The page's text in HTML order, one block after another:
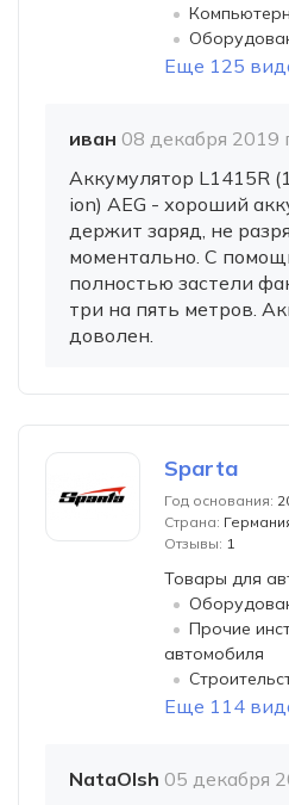
Еще 125
иван 08 декабря 2019
Аккумулятор L1415R
ion) AEG - хороший
держит заряд, не
моментально. С
полностью застели
три на пять метров.
доволен.
Sparta
Год основания:
Страна:
Отзывы: 1
Товары для
Прочие
автомобиля
Еще 114
NataOlsh 05 декабря